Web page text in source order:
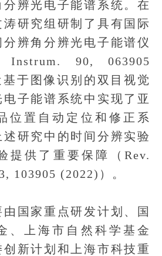
辨光电子能谱系统。在
研究组研制了具有国际
辨角分辨光电子能谱仪
90, 063905
于图像识别的双目视觉
子能谱系统中实现了亚
位置自动定位和修正系
研究中的时间分辨实验
提供了重要保障（Rev.
103905 (2022)）。
家重点研发计划、国
、上海市自然科学基金
新计划和上海市科技重